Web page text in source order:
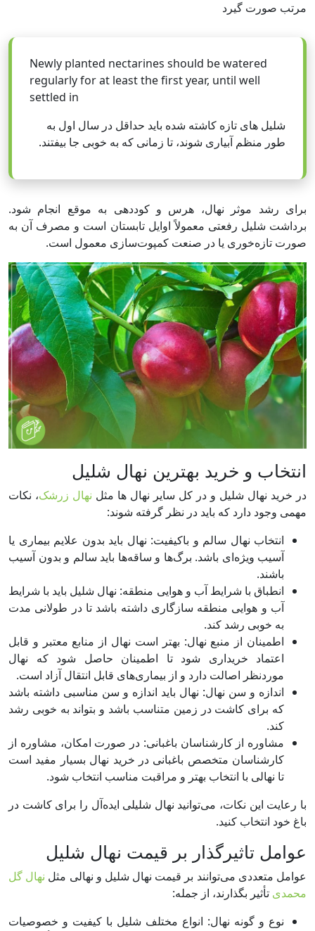
مرتب صورت گیرد
Newly planted nectarines should be watered
regularly for at least the first year, until well
settled in
شلیل های تازه کاشته شده باید حداقل در سال اول به
طور منظم آبیاری شوند، تا زمانی که به خوبی جا بیفتند.
برای رشد موثر نهال، هرس و کوددهی به موقع انجام شود.
برداشت شلیل رفعتی معمولاً اوایل تابستان است و مصرف آن به
صورت تازه‌خوری یا در صنعت کمپوت‌سازی معمول است.
انتخاب و خرید بهترین نهال شلیل
در خرید نهال شلیل و در کل سایر نهال ها مثل نهال زرشک، نکات
مهمی وجود دارد که باید در نظر گرفته شوند:
انتخاب نهال سالم و باکیفیت: نهال باید بدون علایم بیماری یا
آسیب ویژه‌ای باشد. برگ‌ها و ساقه‌ها باید سالم و بدون آسیب
باشند.
انطباق با شرایط آب و هوایی منطقه: نهال شلیل باید با شرایط
آب و هوایی منطقه سازگاری داشته باشد تا در طولانی مدت
به خوبی رشد کند.
اطمینان از منبع نهال: بهتر است نهال از منابع معتبر و قابل
اعتماد خریداری شود تا اطمینان حاصل شود که نهال
موردنظر اصالت دارد و از بیماری‌های قابل انتقال آزاد است.
اندازه و سن نهال: نهال باید اندازه و سن مناسبی داشته باشد
که برای کاشت در زمین متناسب باشد و بتواند به خوبی رشد
کند.
مشاوره از کارشناسان باغبانی: در صورت امکان، مشاوره از
کارشناسان متخصص باغبانی در خرید نهال بسیار مفید است
تا نهالی با انتخاب بهتر و مراقبت مناسب انتخاب شود.
با رعایت این نکات، می‌توانید نهال شلیلی ایده‌آل را برای کاشت در
باغ خود انتخاب کنید.
عوامل تاثیرگذار بر قیمت نهال شلیل
عوامل متعددی می‌توانند بر قیمت نهال شلیل و نهالی مثل نهال گل
محمدی تأثیر بگذارند، از جمله:
نوع و گونه نهال: انواع مختلف شلیل با کیفیت و خصوصیات